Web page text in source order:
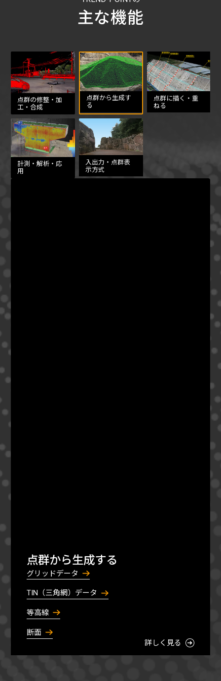
主な機能
点群の修整・加
工・合成
点群から生成す
る
点群に描く・重
ねる
計測・解析・応
用
入出力・点群表
示方式
点群から生成する
グリッドデータ
TIN（三角網）データ
等高線
断面
詳しく見る